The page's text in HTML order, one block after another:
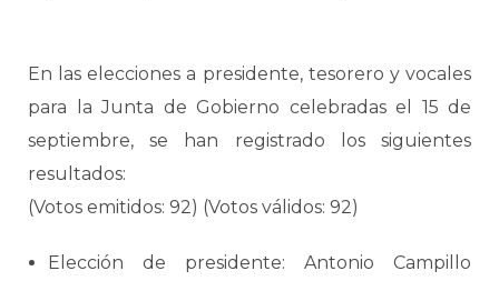
En las elecciones a presidente, tesorero y vocales
para la Junta de Gobierno celebradas el 15 de
septiembre, se han registrado los siguientes
resultados:
(Votos emitidos: 92) (Votos válidos: 92)
Elección de presidente: Antonio Campillo